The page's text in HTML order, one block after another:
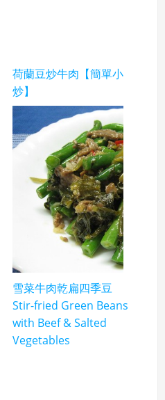
荷蘭豆炒牛肉【簡單小
炒】
雪菜牛肉乾扁四季豆
Stir-fried Green Beans
with Beef & Salted
Vegetables